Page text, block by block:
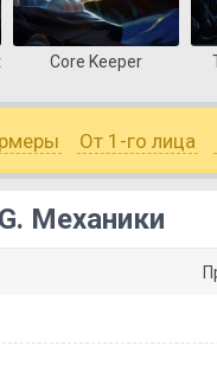
Core Keeper
От 1-го лица
Механики